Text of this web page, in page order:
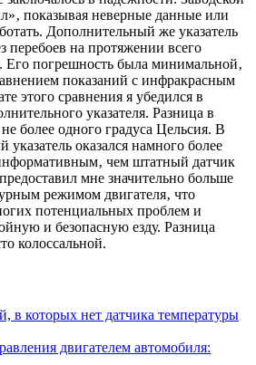
показывая неверные данные или
Дополнительный же указатель
перебоев на протяжении всего
Его погрешность была минимальной‚
показаний с инфракрасным
этого сравнения я убедился в
указателя. Разница в
более одного градуса Цельсия. В
оказался намного более
чем штатный датчик
мне значительно больше
режимом двигателя‚ что
потенциальных проблем и
и безопасную езду. Разница
колоссальной.
в которых нет датчика температуры
двигателем автомобиля: